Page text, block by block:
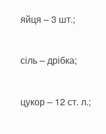
яйця – 3 шт.;
сіль – дрібка;
цукор – 12 ст. л.;